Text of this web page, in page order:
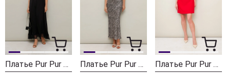
Платье Pur Pur 11-501 Платье Pur Pur 11-498-1 Платье Pur Pur 11-487